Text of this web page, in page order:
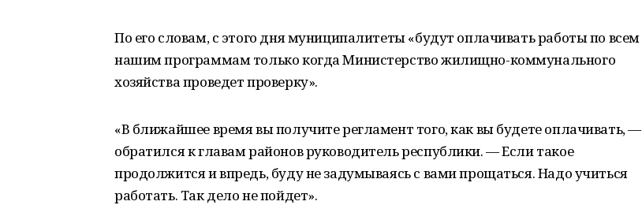
По его словам, с этого дня муниципалитеты «будут оплачивать работы по всем
нашим программам только когда Министерство жилищно-коммунального
хозяйства проведет проверку».
«В ближайшее время вы получите регламент того, как вы будете оплачивать, —
обратился к главам районов руководитель республики. — Если такое
продолжится и впредь, буду не задумываясь с вами прощаться. Надо учиться
работать. Так дело не пойдет».